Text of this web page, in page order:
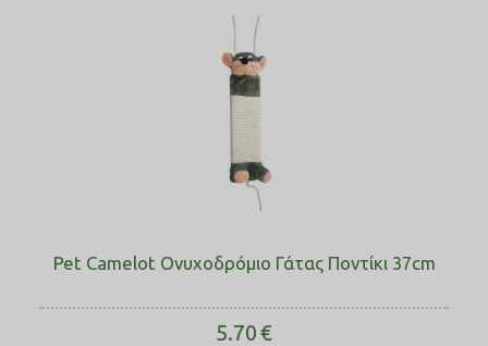
Pet Camelot Ονυχοδρόμιο Γάτας Ποντίκι ​37cm
5.70€